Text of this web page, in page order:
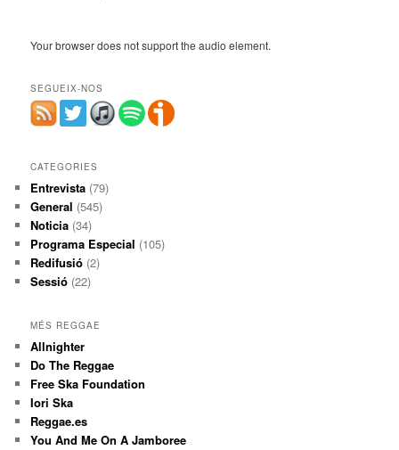
Your browser does not support the audio element.
SEGUEIX-NOS
CATEGORIES
Entrevista (79)
General (545)
Noticia (34)
Programa Especial (105)
Redifusió (2)
Sessió (22)
MÉS REGGAE
Allnighter
Do The Reggae
Free Ska Foundation
Iori Ska
Reggae.es
You And Me On A Jamboree